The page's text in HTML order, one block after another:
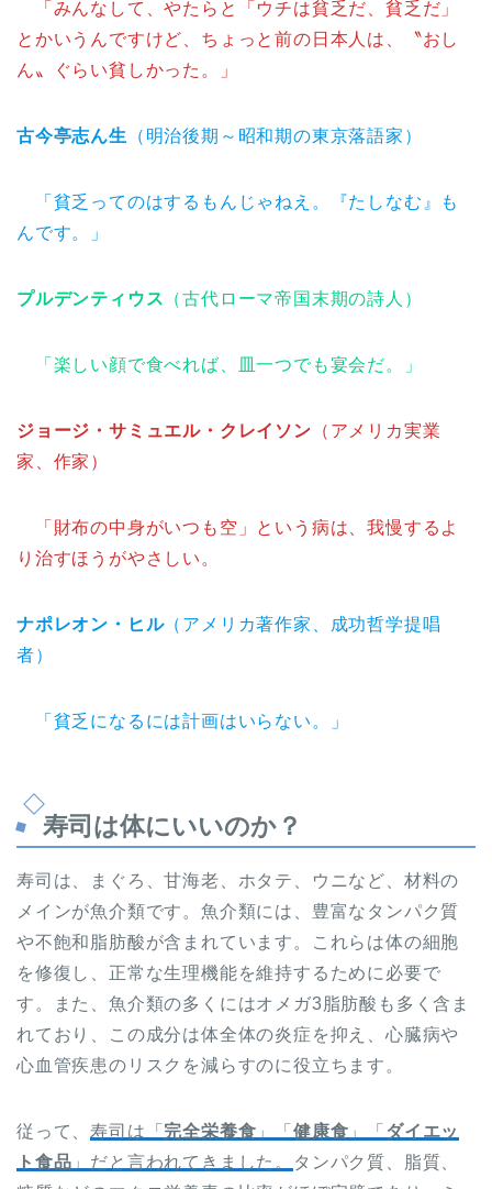
「みんなして、やたらと「ウチは貧乏だ、貧乏だ」
とかいうんですけど、ちょっと前の日本人は、〝おし
ん〟ぐらい貧しかった。」
古今亭志ん生 （明治後期～昭和期の東京落語家）
「貧乏ってのはするもんじゃねえ。『たしなむ』も
んです。」
プルデンティウス （古代ローマ帝国末期の詩人）
「楽しい顔で食べれば、皿一つでも宴会だ。」
ジョージ・サミュエル・クレイソン （アメリカ実業
家、作家）
「財布の中身がいつも空」という病は、我慢するよ
り治すほうがやさしい。
ナポレオン・ヒル（アメリカ著作家、成功哲学提唱
者）
「貧乏になるには計画はいらない。」
寿司は体にいいのか？
寿司は、まぐろ、甘海老、ホタテ、ウニなど、材料の
メインが魚介類です。魚介類には、豊富なタンパク質
や不飽和脂肪酸が含まれています。これらは体の細胞
を修復し、正常な生理機能を維持するために必要で
す。また、魚介類の多くにはオメガ3脂肪酸も多く含ま
れており、この成分は体全体の炎症を抑え、心臓病や
心血管疾患のリスクを減らすのに役立ちます。
従って、寿司は「 完全栄養食 」「健康食 」「 ダイエッ
ト食品 」だと言われてきました。
タンパク質、脂質、